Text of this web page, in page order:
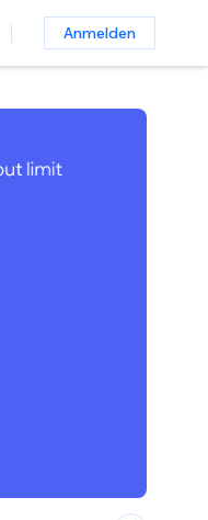
Anmelden